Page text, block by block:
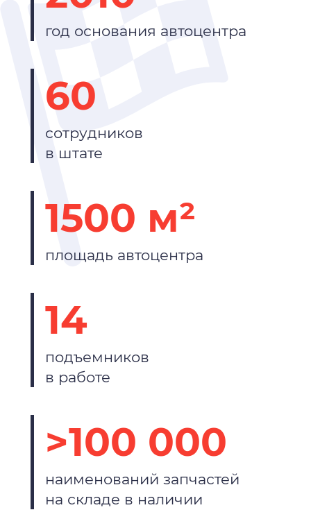
год основания автоцентра
60
сотрудников
в штате
1500 м²
площадь автоцентра
14
подъемников
в работе
>100 000
наименований запчастей
на складе в наличии